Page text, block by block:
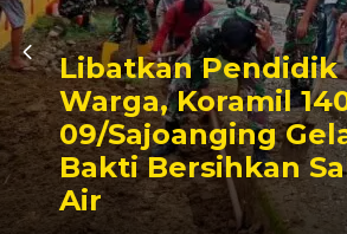
Triwulan II
Pendapatan
Capai 49
Rp130 Miliar